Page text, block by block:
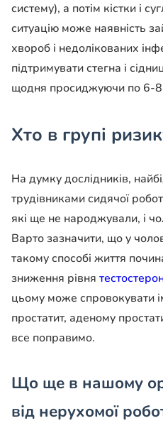
систему), а потім кістки і
ситуацію може наявність
хвороб і недолікованих
підтримувати стегна і
щодня просиджуючи по 6-8
Хто в групі
На думку дослідників,
трудівниками сидячої
які ще не народжували, і
Варто зазначити, що у
такому способі життя
зниження рівня
цьому може спровокувати
простатит, аденому
все поправимо.
Що ще в нашому
від нерухомої